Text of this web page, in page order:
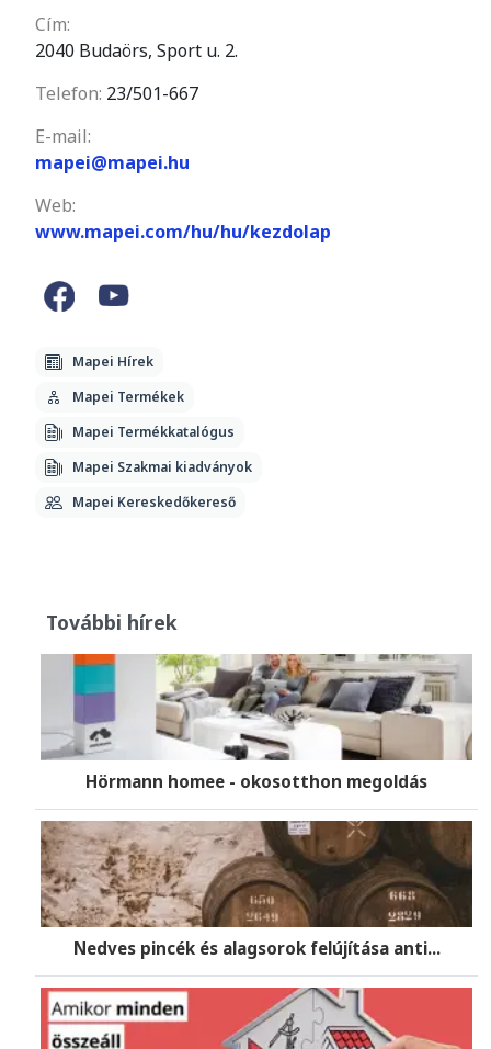
Cím:
2040 Budaörs, Sport u. 2.
Telefon: 23/501-667
E-mail:
mapei@mapei.hu
Web:
www.mapei.com/hu/hu/kezdolap
Mapei Hírek
Mapei Termékek
Mapei Termékkatalógus
Mapei Szakmai kiadványok
Mapei Kereskedőkereső
További hírek
Hörmann homee - okosotthon megoldás
Nedves pincék és alagsorok felújítása anti...